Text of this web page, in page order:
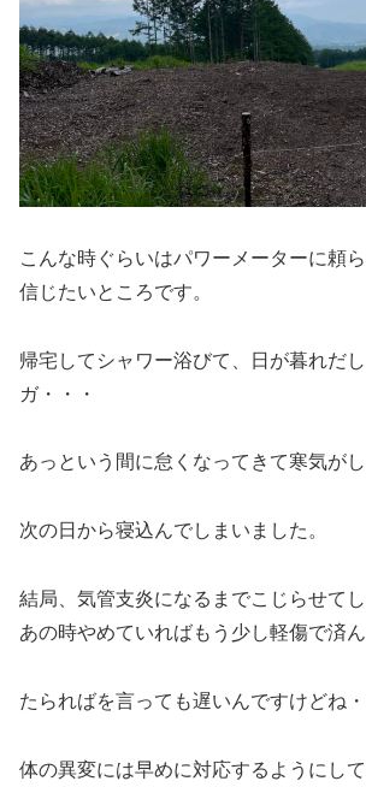
こんな時ぐらいはパワーメーターに頼
信じたいところです。
帰宅してシャワー浴びて、日が暮れだ
ガ・・・
あっという間に怠くなってきて寒気が
次の日から寝込んでしまいました。
結局、気管支炎になるまでこじらせてし
あの時やめていればもう少し軽傷で済
たらればを言っても遅いんですけどね・
体の異変には早めに対応するようにし